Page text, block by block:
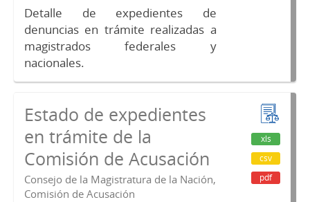
Detalle de expedientes de
denuncias en trámite realizadas a
magistrados federales y
nacionales.
Estado de expedientes
en trámite de la
Comisión de Acusación
Consejo de la Magistratura de la Nación,
Comisión de Acusación
xls
csv
pdf